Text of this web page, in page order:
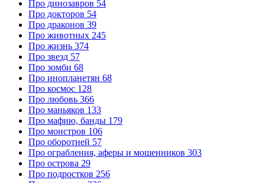
Про динозавров 54
Про докторов 54
Про драконов 39
Про животных 245
Про жизнь 374
Про звезд 57
Про зомби 68
Про инопланетян 68
Про космос 128
Про любовь 366
Про маньяков 133
Про мафию, банды 179
Про монстров 106
Про оборотней 57
Про ограбления, аферы и мошенников 303
Про острова 29
Про подростков 256